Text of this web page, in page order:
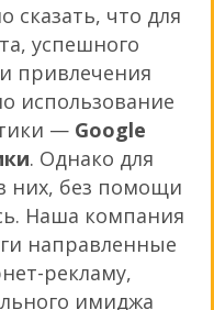
сказать, что для
успешного
привлечения
использование
— Google
. Однако для
них, без помощи
Наша компания
направленные
рекламу,
имиджа